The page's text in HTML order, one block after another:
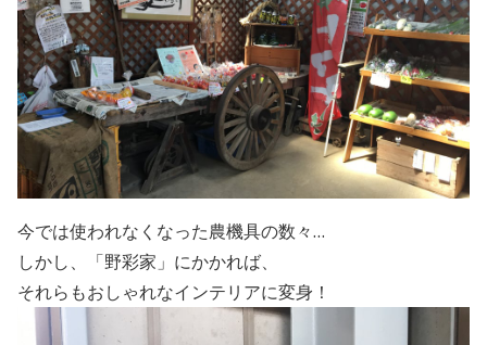
今では使われなくなった農機具の数々…
しかし、「野彩家」にかかれば、
それらもおしゃれなインテリアに変身！